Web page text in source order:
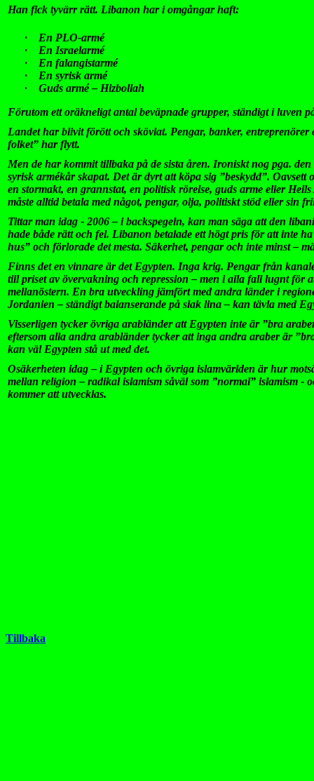
Han fick tyvärr rätt. Libanon har i omgångar haft:
·
En PLO-armé
·
En Israelarmé
·
En falangistarmé
·
En syrisk armé
·
Guds armé – Hizbollah
Förutom ett oräkneligt antal beväpnade grupper, ständigt i luven
Landet har blivit förött och skövlat. Pengar, banker, entreprenörer
folket” har flytt.
Men de har kommit tillbaka på de sista åren. Ironiskt nog pga. den
syrisk armékår skapat. Det är dyrt att köpa sig ”beskydd”. Oavsett
en stormakt, en grannstat, en politisk rörelse, guds arme eller
måste alltid betala med något, pengar, olja, politiskt stöd eller sin
Tittar man idag - 2006 – i backspegeln, kan man säga att den
hade både rätt och fel. Libanon betalade ett högt pris för att inte
hus” och förlorade det mesta. Säkerhet, pengar och inte minst –
Finns det en vinnare är det Egypten. Inga krig. Pengar från
till priset av övervakning och repression – men i alla fall lugnt för
mellanöstern. En bra utveckling jämfört med andra länder i
Jordanien – ständigt balanserande på slak lina – kan tävla med
Visserligen tycker övriga arabländer att Egypten inte är ”bra
eftersom alla andra arabländer tycker att inga andra araber är
kan väl Egypten stå ut med det.
Osäkerheten idag – i Egypten och övriga islamvärlden är hur
mellan religion – radikal islamism såväl som ”normal” islamism -
kommer att utvecklas.
Tillbaka